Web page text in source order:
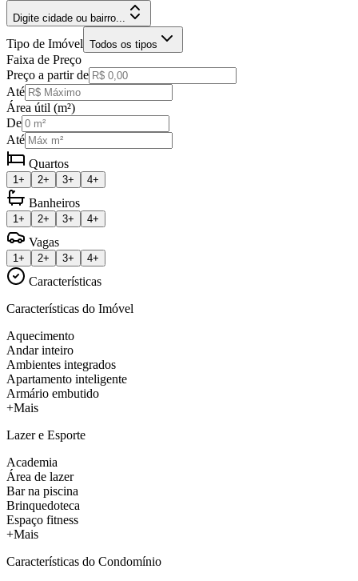
Digite cidade ou bairro...
Tipo de Imóvel Todos os tipos
Faixa de Preço
Preço a partir de
Até
Área útil (m²)
De
Até
Quartos
1+ 2+ 3+ 4+
Banheiros
1+ 2+ 3+ 4+
Vagas
1+ 2+ 3+ 4+
Características
Características do Imóvel
Aquecimento
Andar inteiro
Ambientes integrados
Apartamento inteligente
Armário embutido
+Mais
Lazer e Esporte
Academia
Área de lazer
Bar na piscina
Brinquedoteca
Espaço fitness
+Mais
Características do Condomínio